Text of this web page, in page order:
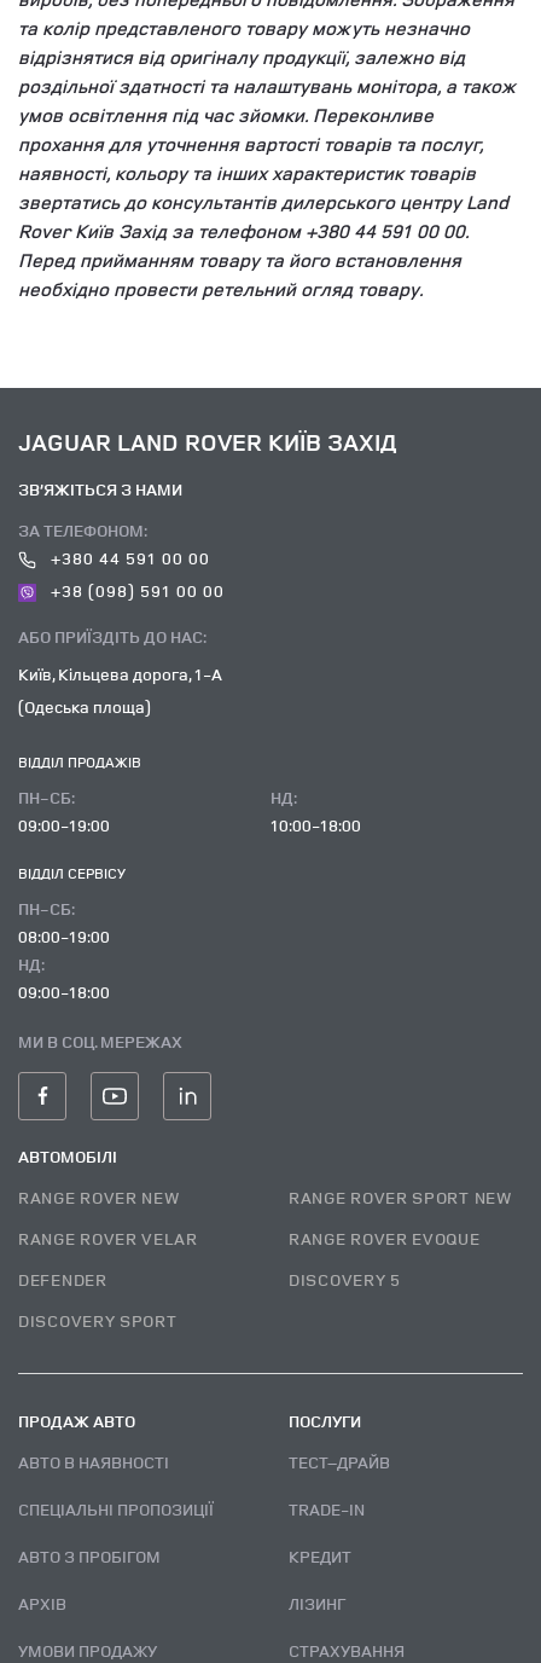
та колір представленого товару можуть незначно
відрізнятися від оригіналу продукції, залежно від
роздільної здатності та налаштувань монітора, а також
умов освітлення під час зйомки. Переконливе
прохання для уточнення вартості товарів та послуг,
наявності, кольору та інших характеристик товарів
звертатись до консультантів дилерського центру Land
Rover Київ Захід за телефоном +380 44 591 00 00.
Перед прийманням товару та його встановлення
необхідно провести ретельний огляд товару.
JAGUAR LAND ROVER КИЇВ ЗАХІД
ЗВ’ЯЖІТЬСЯ З НАМИ
ЗА ТЕЛЕФОНОМ:
+380 44 591 00 00
+38 (098) 591 00 00
АБО ПРИЇЗДІТЬ ДО НАС:
Київ, Кільцева дорога, 1-А
(Одеська площа)
ВІДДІЛ ПРОДАЖІВ
ПН-СБ:
09:00-19:00
НД:
10:00-18:00
ВІДДІЛ CЕРВІСУ
ПН-СБ:
08:00-19:00
НД:
09:00-18:00
МИ В СОЦ. МЕРЕЖАХ
АВТОМОБІЛІ
RANGE ROVER NEW
RANGE ROVER SPORT NEW
RANGE ROVER VELAR
RANGE ROVER EVOQUE
DEFENDER
DISCOVERY 5
DISCOVERY SPORT
ПРОДАЖ АВТО
АВТО В НАЯВНОСТІ
СПЕЦІАЛЬНІ ПРОПОЗИЦІЇ
АВТО З ПРОБІГОМ
АРХІВ
УМОВИ ПРОДАЖУ
ПОСЛУГИ
ТЕСТ–ДРАЙВ
TRADE-IN
КРЕДИТ
ЛІЗИНГ
СТРАХУВАННЯ